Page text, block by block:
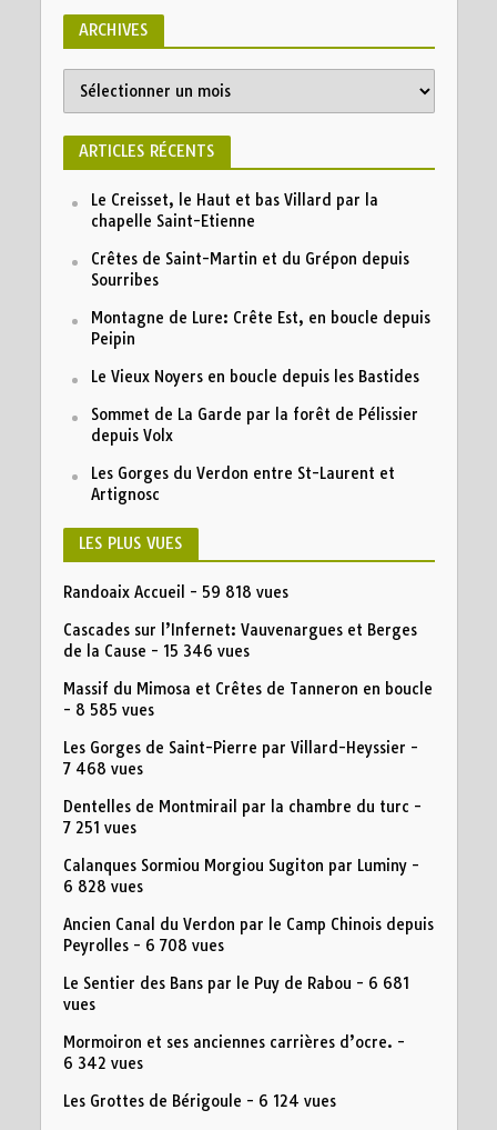
ARCHIVES
ARTICLES RÉCENTS
Le Creisset, le Haut et bas Villard par la
chapelle Saint-Etienne
Crêtes de Saint-Martin et du Grépon depuis
Sourribes
Montagne de Lure: Crête Est, en boucle depuis
Peipin
Le Vieux Noyers en boucle depuis les Bastides
Sommet de La Garde par la forêt de Pélissier
depuis Volx
Les Gorges du Verdon entre St-Laurent et
Artignosc
LES PLUS VUES
Randoaix Accueil - 59 818 vues
Cascades sur l’Infernet: Vauvenargues et Berges
de la Cause - 15 346 vues
Massif du Mimosa et Crêtes de Tanneron en boucle
- 8 585 vues
Les Gorges de Saint-Pierre par Villard-Heyssier -
7 468 vues
Dentelles de Montmirail par la chambre du turc -
7 251 vues
Calanques Sormiou Morgiou Sugiton par Luminy-
6 828 vues
Ancien Canal du Verdon par le Camp Chinois depuis
Peyrolles- 6 708 vues
Le Sentier des Bans par le Puy de Rabou - 6 681
vues
Mormoiron et ses anciennes carrières d’ocre. -
6 342 vues
Les Grottes de Bérigoule - 6 124 vues